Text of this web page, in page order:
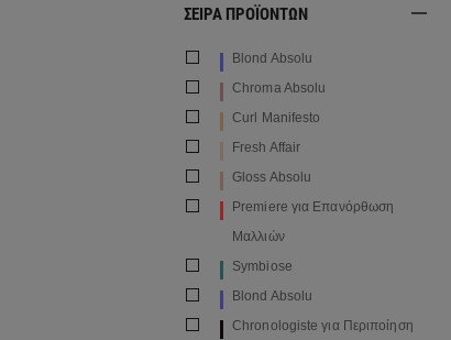
ΣΕΙΡΑ ΠΡΟΪΟΝΤΩΝ
Blond Absolu
Chroma Absolu
Curl Manifesto
Fresh Affair
Gloss Absolu
Premiere για Επανόρθωση
Μαλλιών
Symbiose
Blond Absolu
Chronologiste για Περιποίηση